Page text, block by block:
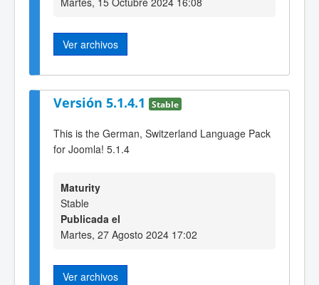
Ver archivos
Versión 5.1.4.1 Stable
This is the German, Switzerland Language Pack
for Joomla! 5.1.4
Maturity
Stable
Publicada el
Martes, 27 Agosto 2024 17:02
Ver archivos